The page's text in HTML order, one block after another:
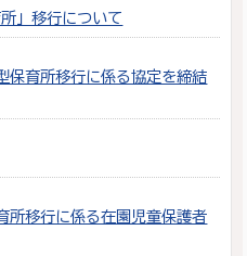
」移行について
保育所移行に係る協定を締結
所移行に係る在園児童保護者